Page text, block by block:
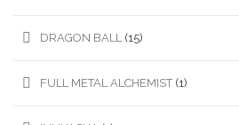
DRAGON BALL (15)
FULL METAL ALCHEMIST (1)